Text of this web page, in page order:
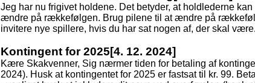
Jeg har nu frigivet holdene. Det betyder, at holdlederne
ændre på rækkefølgen. Brug pilene til at ændre på
invitere nye spillere, hvis du har sat nogen af, der skal
Kontingent for 2025[4. 12. 2024]
Kære Skakvenner, Sig nærmer tiden for betaling af
2024). Husk at kontingentet for 2025 er fastsat til kr. 99.